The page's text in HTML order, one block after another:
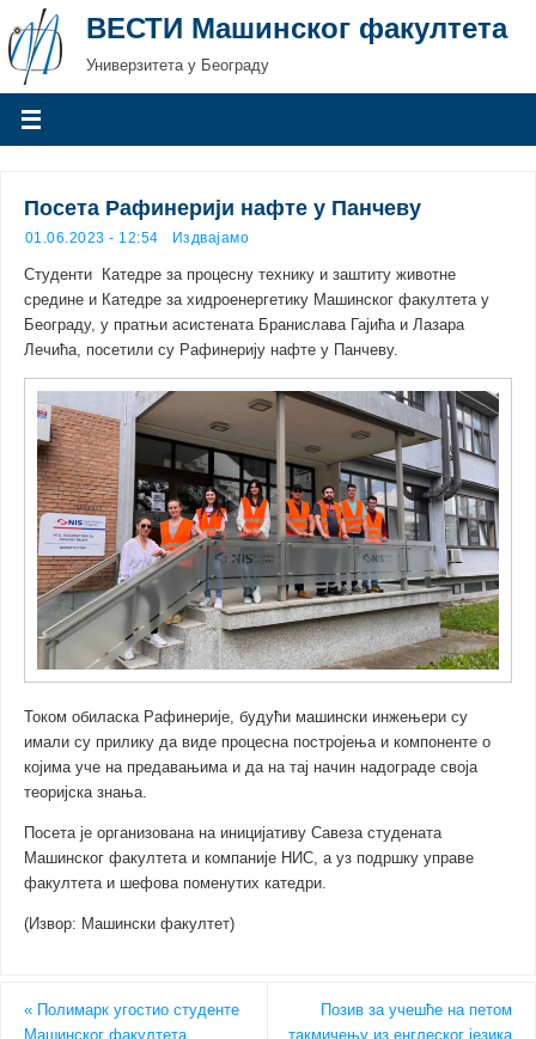
ВЕСТИ Машинског факултета
Универзитета у Београду
Посета Рафинерији нафте у Панчеву
01.06.2023 - 12:54 Издвајамо
Студенти Катедре за процесну технику и заштиту животне
средине и Катедре за хидроенергетику Машинског факултета у
Београду, у пратњи асистената Бранислава Гајића и Лазара
Лечића, посетили су Рафинерију нафте у Панчеву.
Током обиласка Рафинерије, будући машински инжењери су
имали су прилику да виде процесна постројења и компоненте о
којима уче на предавањима и да на тај начин надограде своја
теоријска знања.
Посета је организована на иницијативу Савеза студената
Машинског факултета и компаније НИС, а уз подршку управе
факултета и шефова поменутих катедри.
(Извор: Машински факултет)
«Полимарк угостио студенте
Машинског факултета
Позив за учешће на петом
такмичењу из енглеског језика